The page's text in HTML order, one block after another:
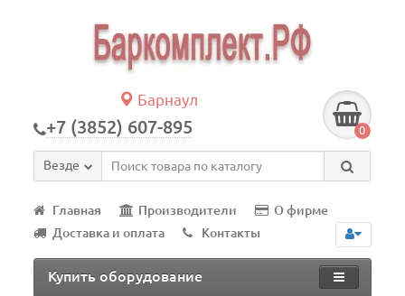
Барнаул
+7 (3852) 607-895 0
Везде
Главная Производители
О фирме
Доставка и оплата
Контакты
Купить оборудование